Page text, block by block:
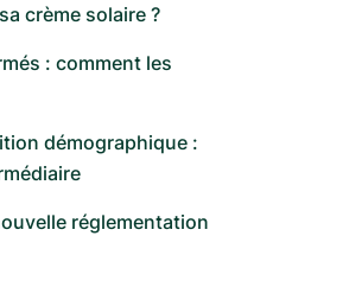
crème solaire ?
: comment les
démographique :
réglementation